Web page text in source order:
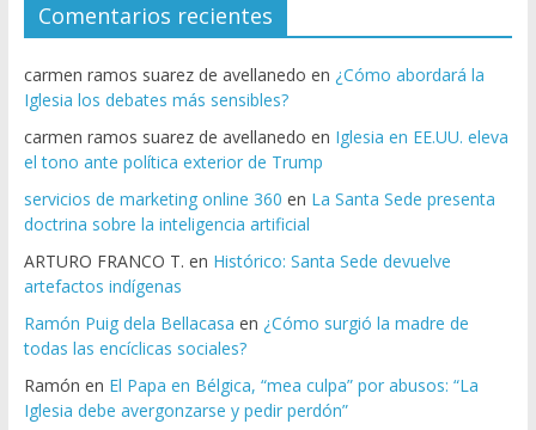
Comentarios recientes
carmen ramos suarez de avellanedo en ¿Cómo abordará la
Iglesia los debates más sensibles?
carmen ramos suarez de avellanedo en Iglesia en EE.UU. eleva
el tono ante política exterior de Trump
servicios de marketing online 360 en La Santa Sede presenta
doctrina sobre la inteligencia artificial
ARTURO FRANCO T. en Histórico: Santa Sede devuelve
artefactos indígenas
Ramón Puig dela Bellacasa en ¿Cómo surgió la madre de
todas las encíclicas sociales?
Ramón en El Papa en Bélgica, “mea culpa” por abusos: “La
Iglesia debe avergonzarse y pedir perdón”